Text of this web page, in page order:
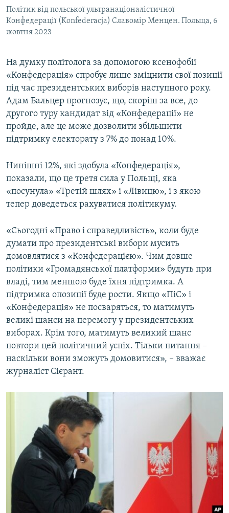
Політик від польської ультранаціоналістичної
Конфедерації (Konfederacja) Славомір Менцен. Польща, 6
жовтня 2023
На думку політолога за допомогою ксенофобії
«Конфедерація» спробує лише зміцнити свої позиції
під час президентських виборів наступного року.
Адам Бальцер прогнозує, що, скоріш за все, до
другого туру кандидат від «Конфедерації» не
пройде, але це може дозволити збільшити
підтримку електорату з 7% до понад 10%.
Нинішні 12%, які здобула «Конфедерація»,
показали, що це третя сила у Польщі, яка
«посунула» «Третій шлях» і «Лівицю», і з якою
тепер доведеться рахуватися політикуму.
«Сьогодні «Право і справедливість», коли буде
думати про президентські вибори мусить
домовлятися з «Конфедерацією». Чим довше
політики «Громадянської платформи» будуть при
владі, тим меншою буде їхня підтримка. А
підтримка опозиції буде рости. Якщо «ПіС» і
«Конфедерація» не посваряться, то матимуть
великі шанси на перемогу у президентських
виборах. Крім того, матимуть великий шанс
повтори цей політичний успіх. Тільки питання –
наскільки вони зможуть домовитися», – вважає
журналіст Сієрант.